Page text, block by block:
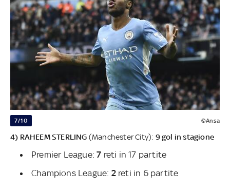
7/10 ©Ansa
4) RAHEEM STERLING (Manchester City): 9 gol in stagione
Premier League:7 reti in 17 partite
Champions League: 2reti in 6 partite